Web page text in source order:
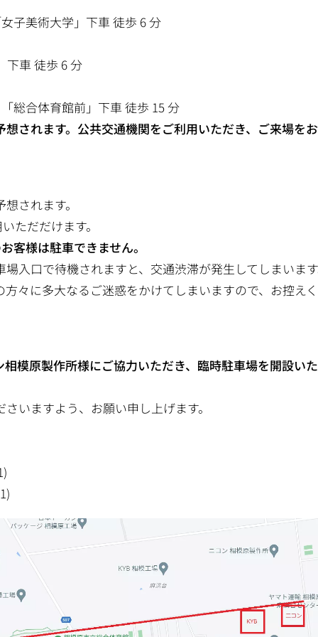
子美術大学」下車 徒歩 6 分
下車 徒歩 6 分
総合体育館前」下車 徒歩 15 分
されます。公共交通機関をご利用いただき、ご来場を
されます。
ただだけます。
客様は駐車できません。
入口で待機されますと、交通渋滞が発生してしまいま
々に多大なるご迷惑をかけてしまいますので、お控え
模原製作所様にご協力いただき、臨時駐車場を開設い
いますよう、お願い申し上げます。